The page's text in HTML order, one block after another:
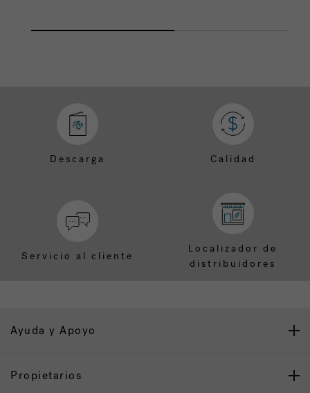
Descarga Calidad
Servicio al cliente
Localizador de
distribuidores
Ayuda y Apoyo
Propietarios